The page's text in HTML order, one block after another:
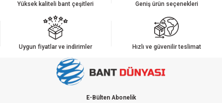
Ürün açıklamasında eksik bilgiler bulunuyor.
Ürün bilgilerinde hatalar bulunuyor.
Ürün fiyatı diğer sitelerden daha pahalı.
Bu ürüne benzer farklı alternatifler olmalı.
Yüksek kaliteli bant çeşitleri Geniş ürün seçenekleri
Uygun fiyatlar ve indirimler Hızlı ve güvenilir teslimat
E-Bülten Abonelik